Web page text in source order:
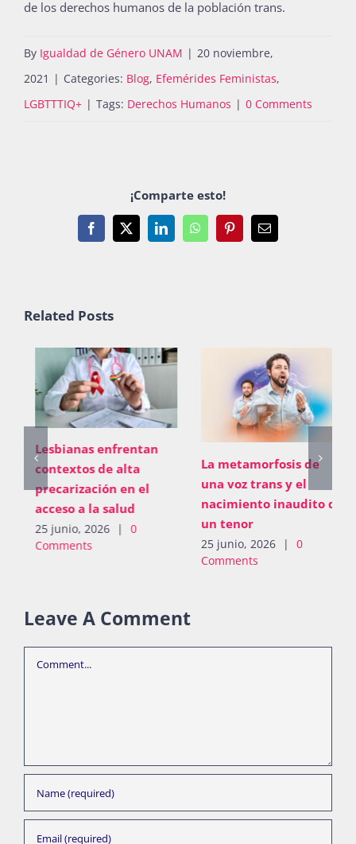
de los derechos humanos de la población trans.
By Igualdad de Género UNAM | 20 noviembre,
2021 | Categories: Blog, Efemérides Feministas,
LGBTTTIQ+ | Tags: Derechos Humanos | 0 Comments
¡Comparte esto!
Facebook
X LinkedInWhatsAppPinterestEmail
Related Posts
Lesbianas enfrentan
contextos de alta
precarización en el
acceso a la salud
25 junio, 2026 |
0
Comments
La metamorfosis de
una voz trans y el
nacimiento inaudito de
un tenor
25 junio, 2026 |
0
Comments
Leave A Comment
Comment